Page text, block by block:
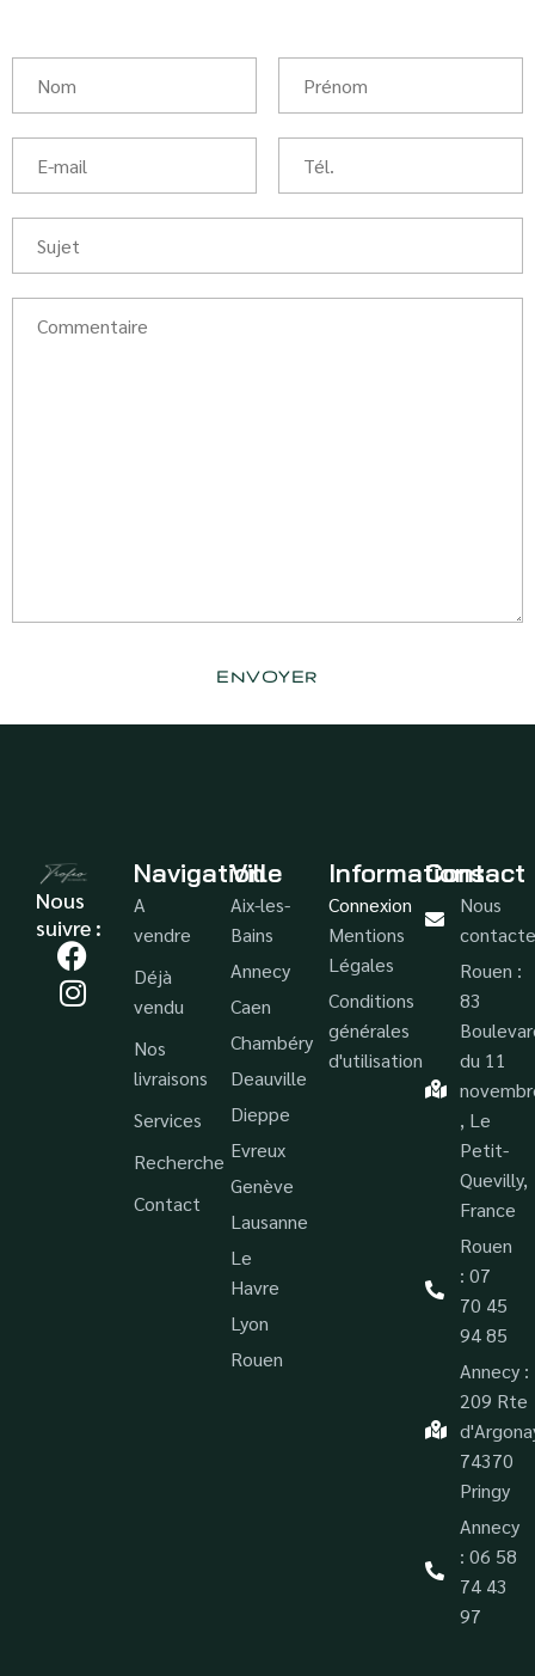
Nous
suivre :
Navigation
A
vendre
Déjà
vendu
Nos
livraisons
Services
Recherche
Contact
Ville
Aix-les-
Bains
Annecy
Caen
Chambéry
Deauville
Dieppe
Evreux
Genève
Lausanne
Le
Havre
Lyon
Rouen
Informations
Connexion
Mentions
Légales
Conditions
générales
d'utilisation
Contact
Nous
Rouen :
83
du 11
, Le
Petit-
Quevilly,
France
Rouen
: 07
70 45
94 85
Annecy :
209 Rte
74370
Pringy
Annecy
: 06 58
74 43
97